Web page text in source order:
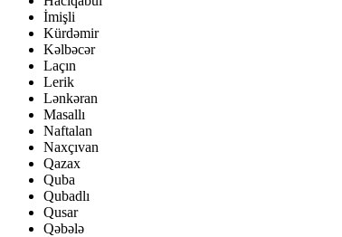
İmişli
Kürdəmir
Kəlbəcər
Laçın
Lerik
Lənkəran
Masallı
Naftalan
Naxçıvan
Qazax
Quba
Qubadlı
Qusar
Qəbələ